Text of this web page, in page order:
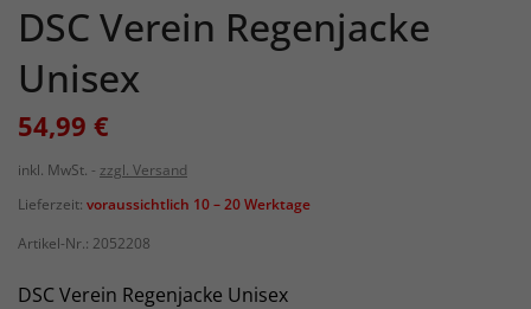
DSC Verein Regenjacke
Unisex
54,99 €
inkl. MwSt.
zzgl. Versand
Lieferzeit: voraussichtlich 10 – 20 Werktage
Artikel-Nr.: 2052208
DSC Verein Regenjacke Unisex